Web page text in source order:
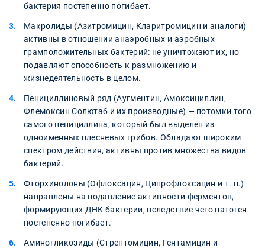
бактерия постепенно погибает.
Макролиды (Азитромицин, Кларитромицин и аналоги)
активны в отношении анаэробных и аэробных
грамположительных бактерий: не уничтожают их, но
подавляют способность к размножению и
жизнедеятельность в целом.
Пенициллиновый ряд (Аугментин, Амоксициллин,
Флемоксин Солютаб и их производные) — потомки того
самого пенициллина, который был выделен из
одноименных плесневых грибов. Обладают широким
спектром действия, активны против множества видов
бактерий.
Фторхинолоны (Офлоксацин, Ципрофлоксацин и т. п.)
направлены на подавление активности ферментов,
формирующих ДНК бактерии, вследствие чего патоген
постепенно погибает.
Аминогликозиды (Стрептомицин, Гентамицин и